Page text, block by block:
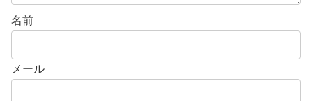
名前
メール